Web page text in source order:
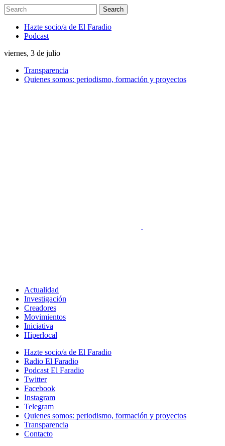
Hazte socio/a de El Faradio
Podcast
viernes, 3 de julio
Transparencia
Quienes somos: periodismo, formación y proyectos
Actualidad
Investigación
Creadores
Movimientos
Iniciativa
Hiperlocal
Hazte socio/a de El Faradio
Radio El Faradio
Podcast El Faradio
Twitter
Facebook
Instagram
Telegram
Quienes somos: periodismo, formación y proyectos
Transparencia
Contacto